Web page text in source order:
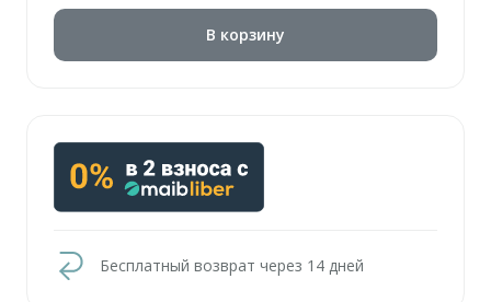
В корзину
Бесплатный возврат через 14 дней